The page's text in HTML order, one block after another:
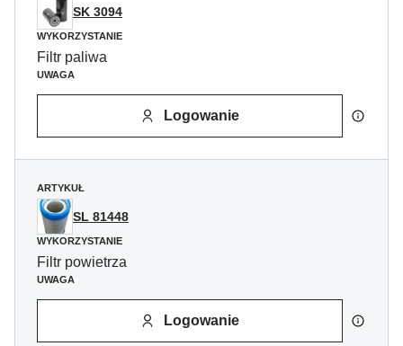
SK 3094
WYKORZYSTANIE
Filtr paliwa
UWAGA
Logowanie
ARTYKUŁ
SL 81448
WYKORZYSTANIE
Filtr powietrza
UWAGA
Logowanie